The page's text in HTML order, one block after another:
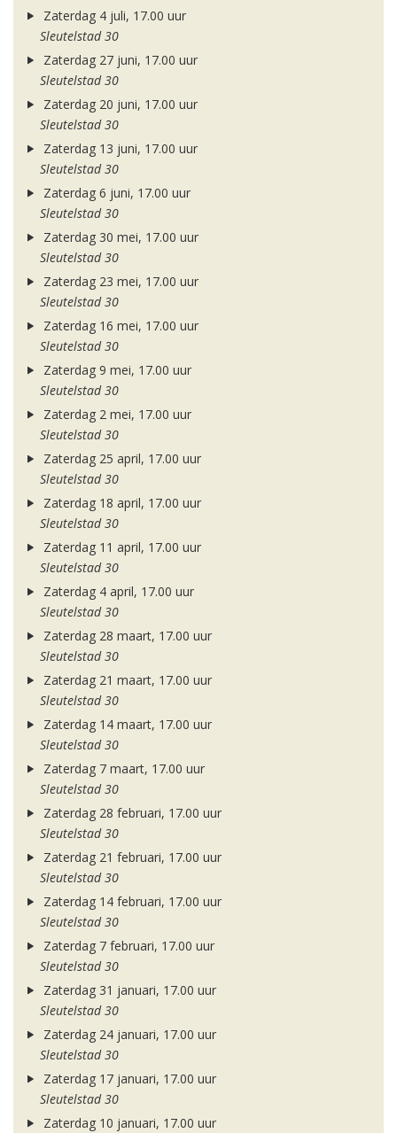
Zaterdag 4 juli, 17.00 uur
Sleutelstad 30
Zaterdag 27 juni, 17.00 uur
Sleutelstad 30
Zaterdag 20 juni, 17.00 uur
Sleutelstad 30
Zaterdag 13 juni, 17.00 uur
Sleutelstad 30
Zaterdag 6 juni, 17.00 uur
Sleutelstad 30
Zaterdag 30 mei, 17.00 uur
Sleutelstad 30
Zaterdag 23 mei, 17.00 uur
Sleutelstad 30
Zaterdag 16 mei, 17.00 uur
Sleutelstad 30
Zaterdag 9 mei, 17.00 uur
Sleutelstad 30
Zaterdag 2 mei, 17.00 uur
Sleutelstad 30
Zaterdag 25 april, 17.00 uur
Sleutelstad 30
Zaterdag 18 april, 17.00 uur
Sleutelstad 30
Zaterdag 11 april, 17.00 uur
Sleutelstad 30
Zaterdag 4 april, 17.00 uur
Sleutelstad 30
Zaterdag 28 maart, 17.00 uur
Sleutelstad 30
Zaterdag 21 maart, 17.00 uur
Sleutelstad 30
Zaterdag 14 maart, 17.00 uur
Sleutelstad 30
Zaterdag 7 maart, 17.00 uur
Sleutelstad 30
Zaterdag 28 februari, 17.00 uur
Sleutelstad 30
Zaterdag 21 februari, 17.00 uur
Sleutelstad 30
Zaterdag 14 februari, 17.00 uur
Sleutelstad 30
Zaterdag 7 februari, 17.00 uur
Sleutelstad 30
Zaterdag 31 januari, 17.00 uur
Sleutelstad 30
Zaterdag 24 januari, 17.00 uur
Sleutelstad 30
Zaterdag 17 januari, 17.00 uur
Sleutelstad 30
Zaterdag 10 januari, 17.00 uur